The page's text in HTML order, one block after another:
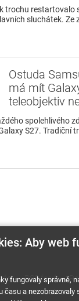
trochu restartovalo
sluchátek. Ze
Ostuda
má mít
teleobjektiv
spolehlivého
S27. Tradiční
RSS feed
ochrana soukromí
Aby web
fungovaly správně,
času a nezobrazovaly